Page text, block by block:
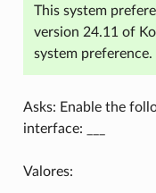
This system
version 24.11 of
system preference.
Asks: Enable the
interface: ___
Valores: